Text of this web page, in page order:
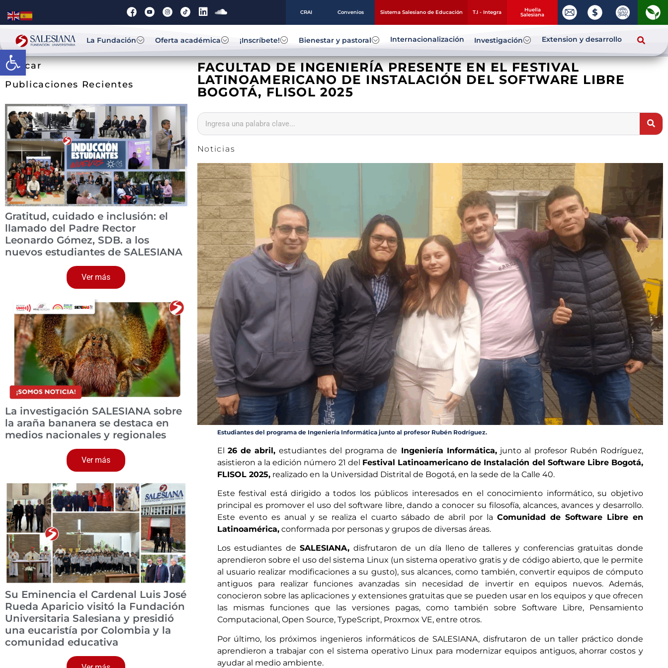
Abrir barra de herramientas
CRAI Convenios Sistema Salesiano de Educación T.I - Integra Huella
Salesiana
La Fundación Oferta académica ¡Inscríbete! Bienestar y pastoral Internacionalización Investigación Extension y desarrollo
Buscar
Publicaciones Recientes
Gratitud, cuidado e inclusión: el
llamado del Padre Rector
Leonardo Gómez, SDB. a los
nuevos estudiantes de SALESIANA
Ver más
La investigación SALESIANA sobre
la araña bananera se destaca en
medios nacionales y regionales
Ver más
Su Eminencia el Cardenal Luis José
Rueda Aparicio visitó la Fundación
Universitaria Salesiana y presidió
una eucaristía por Colombia y la
comunidad educativa
FACULTAD DE INGENIERÍA PRESENTE EN EL FESTIVAL
LATINOAMERICANO DE INSTALACIÓN DEL SOFTWARE LIBRE
BOGOTÁ, FLISOL 2025
Noticias
Estudiantes del programa de Ingeniería Informática junto al profesor Rubén Rodríguez.
El 26 de abril, estudiantes del programa de Ingeniería Informática,junto al profesor Rubén Rodríguez,
asistieron a la edición número 21 del Festival Latinoamericano de Instalación del Software Libre Bogotá,
FLISOL 2025,realizado en la Universidad Distrital de Bogotá, en la sede de la Calle 40.
Este festival está dirigido a todos los públicos interesados en el conocimiento informático, su objetivo
principal es promover el uso del software libre, dando a conocer su filosofía, alcances, avances y desarrollo.
Este evento es anual y se realiza el cuarto sábado de abril por la Comunidad de Software Libre en
Latinoamérica,conformada por personas y grupos de diversas áreas.
Los estudiantes deSALESIANA, disfrutaron de un día lleno de talleres y conferencias gratuitas donde
aprendieron sobre el uso del sistema Linux (un sistema operativo gratis y de código abierto, que le permite
al usuario realizar modificaciones a su gusto), sus alcances, como también, convertir equipos de cómputo
antiguos para realizar funciones avanzadas sin necesidad de invertir en equipos nuevos. Además,
conocieron sobre las aplicaciones y extensiones gratuitas que se pueden usar en los equipos y que ofrecen
las mismas funciones que las versiones pagas, como también sobre Software Libre, Pensamiento
Computacional, Open Source, TypeScript, Proxmox VE, entre otros.
Por último, los próximos ingenieros informáticos de SALESIANA, disfrutaron de un taller práctico donde
aprendieron a trabajar con el sistema operativo Linux para modernizar equipos antiguos, ahorrar costos y
ayudar al medio ambiente.